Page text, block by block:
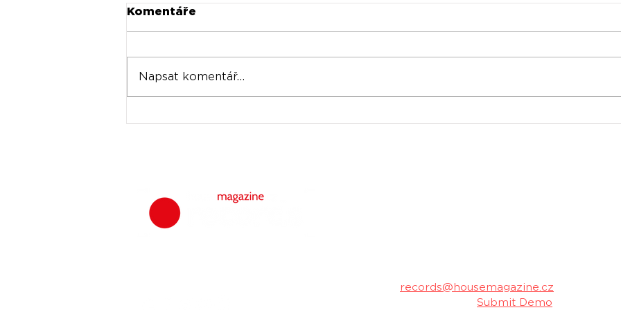
syntetizátor v historii
Komentáře
Napsat komentář...
records@housemagazine.cz
Submit Demo